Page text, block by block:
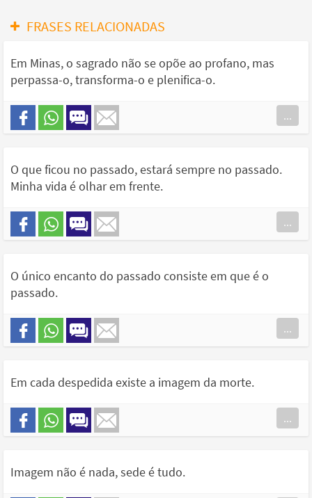
FRASES RELACIONADAS
Em Minas, o sagrado não se opõe ao profano, mas
perpassa-o, transforma-o e plenifica-o.
...
O que ficou no passado, estará sempre no passado.
Minha vida é olhar em frente.
...
O único encanto do passado consiste em que é o
passado.
...
Em cada despedida existe a imagem da morte.
...
Imagem não é nada, sede é tudo.